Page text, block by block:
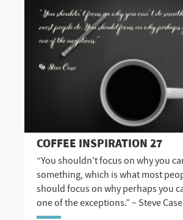
COFFEE INSPIRATION 27
“You shouldn’t focus on why you
something, which is what most
should focus on why perhaps you
one of the exceptions.” ~ Steve